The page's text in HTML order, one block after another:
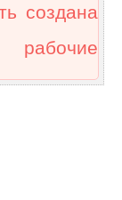
создана
рабочие